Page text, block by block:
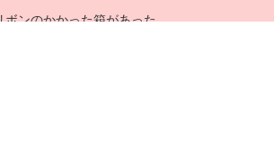
ボンのかかった箱があった